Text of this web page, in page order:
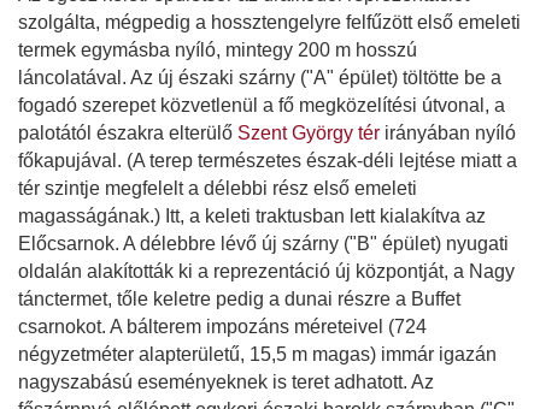
szolgálta, mégpedig a hossztengelyre felfűzött első emeleti
termek egymásba nyíló, mintegy 200 m hosszú
láncolatával. Az új északi szárny ("A" épület) töltötte be a
fogadó szerepet közvetlenül a fő megközelítési útvonal, a
palotától északra elterülő Szent György tér irányában nyíló
főkapujával. (A terep természetes észak-déli lejtése miatt a
tér szintje megfelelt a délebbi rész első emeleti
magasságának.) Itt, a keleti traktusban lett kialakítva az
Előcsarnok. A délebbre lévő új szárny ("B" épület) nyugati
oldalán alakították ki a reprezentáció új központját, a Nagy
tánctermet, tőle keletre pedig a dunai részre a Buffet
csarnokot. A bálterem impozáns méreteivel (724
négyzetméter alapterületű, 15,5 m magas) immár igazán
nagyszabású eseményeknek is teret adhatott. Az